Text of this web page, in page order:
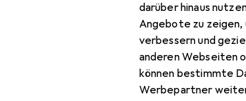
darüber hinaus
Angebote zu
verbessern und
anderen Webseiten
können bestimmte
Werbepartner